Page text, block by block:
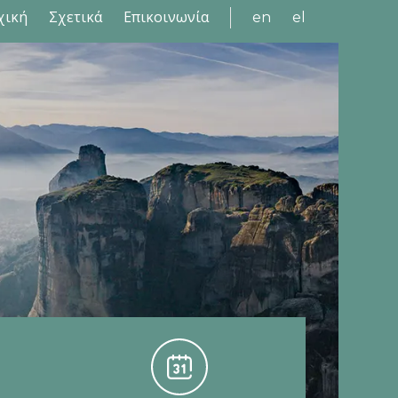
Σχετικά Επικοινωνία en el